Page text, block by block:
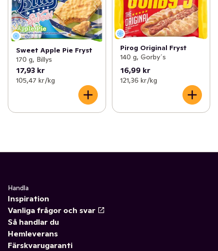
Sweet Apple Pie Fryst
170 g, Billys
17,93 kr
105,47 kr /kg
Pirog Original Fryst
140 g, Gorby´s
16,99 kr
121,36 kr /kg
Handla
Inspiration
Vanliga frågor och svar
Så handlar du
Hemleverans
Färskvarugaranti